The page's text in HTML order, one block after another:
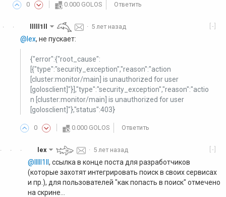
0 0.000 GOLOS Ответить
·
· [-]
lllll1ll · 5 лет назад
@lex, не пускает:
{"error":{"root_cause":
[{"type":"security_exception","reason":"action
[cluster:monitor/main] is unauthorized for user
[golosclient]"}],"type":"security_exception","reason":"actio
n [cluster:monitor/main] is unauthorized for user
[golosclient]"},"status":403}
0 0.000 GOLOS Ответить
·
·
· [-]
lex · 5 лет назад
@lllll1ll , ссылка в конце поста для разработчиков
(которые захотят интегрировать поиск в своих сервисах
и пр.), для пользователей "как попасть в поиск" отмечено
на скрине...